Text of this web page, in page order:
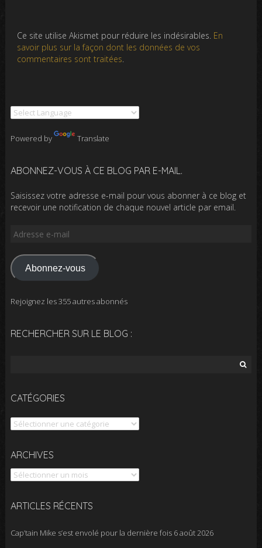
Ce site utilise Akismet pour réduire les indésirables. En
savoir plus sur la façon dont les données de vos
commentaires sont traitées.
Powered by Translate
ABONNEZ-VOUS À CE BLOG PAR E-MAIL.
Saisissez votre adresse e-mail pour vous abonner à ce blog et
recevoir une notification de chaque nouvel article par email.
Adresse
mail
Abonnez-vous
Rejoignez les 355 autres abonnés
RECHERCHER SUR LE BLOG :
CATÉGORIES
Catégories
ARCHIVES
Archives
ARTICLES RÉCENTS
Cap’tain Mike s’est envolé pour la dernière fois 6 août 2026